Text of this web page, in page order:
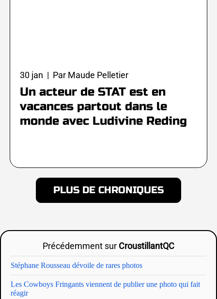
30 jan | Par Maude Pelletier
Un acteur de STAT est en
vacances partout dans le
monde avec Ludivine Reding
PLUS DE CHRONIQUES
Précédemment sur CroustillantQC
Stéphane Rousseau dévoile de rares photos
Les Cowboys Fringants viennent de publier une photo qui fait
réagir